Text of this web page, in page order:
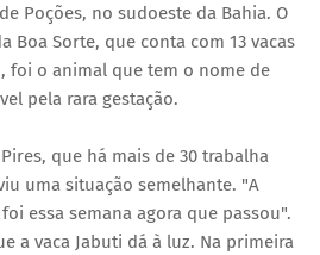
Poções, no sudoeste da Bahia. O
Boa Sorte, que conta com 13 vacas
foi o animal que tem o nome de
pela rara gestação.
que há mais de 30 trabalha
uma situação semelhante. "A
essa semana agora que passou".
a vaca Jabuti dá à luz. Na primeira